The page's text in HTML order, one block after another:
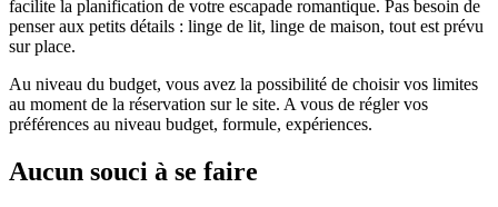
facilite la planification de votre escapade romantique. Pas besoin de
penser aux petits détails : linge de lit, linge de maison, tout est prévu
sur place.
Au niveau du budget, vous avez la possibilité de choisir vos limites
au moment de la réservation sur le site. A vous de régler vos
préférences au niveau budget, formule, expériences.
Aucun souci à se faire